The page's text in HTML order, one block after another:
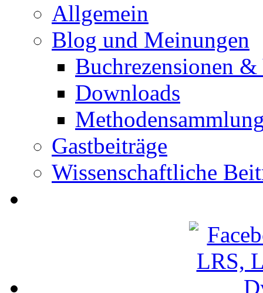
Allgemein
Blog und Meinungen
Buchrezensionen
Downloads
Gastbeiträge
Wissenschaftliche